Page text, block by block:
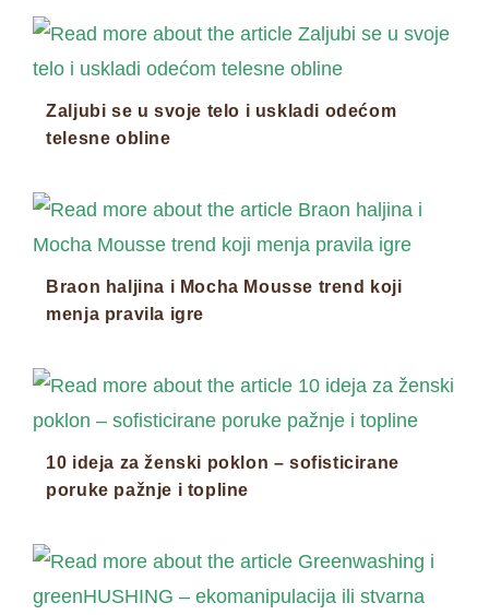
Zaljubi se u svoje telo i uskladi odećom
telesne obline
Braon haljina i Mocha Mousse trend koji
menja pravila igre
10 ideja za ženski poklon – sofisticirane
poruke pažnje i topline